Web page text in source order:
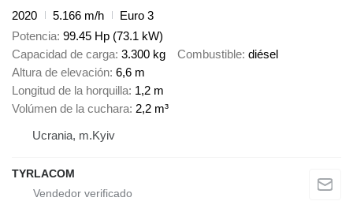
2020
5.166 m/h
Euro 3
Potencia 99.45 Hp (73.1 kW)
Capacidad de carga 3.300 kg Combustible diésel
Altura de elevación 6,6 m
Longitud de la horquilla 1,2 m
Volúmen de la cuchara 2,2 m³
Ucrania, m.Kyiv
TYRLACOM